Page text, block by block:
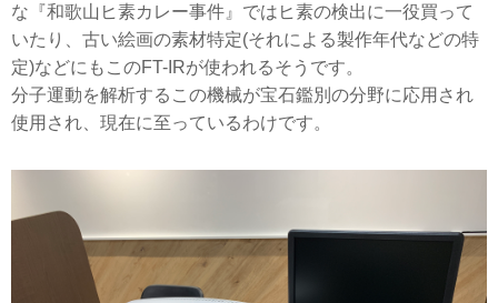
な『和歌山ヒ素カレー事件』ではヒ素の検出に一役買って
いたり、古い絵画の素材特定(それによる製作年代などの特
定)などにもこのFT-IRが使われるそうです。
分子運動を解析するこの機械が宝石鑑別の分野に応用され
使用され、現在に至っているわけです。